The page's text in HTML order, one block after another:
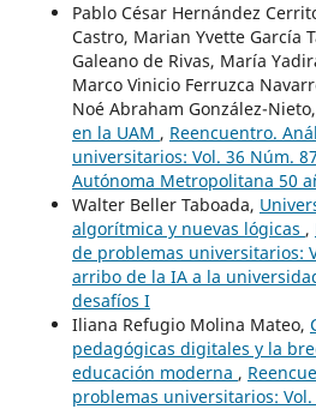
Pablo César Hernández
Castro, Marian Yvette García
Galeano de Rivas, María
Marco Vinicio Ferruzca
Noé Abraham González-Nieto,
en la UAM , Reencuentro.
universitarios: Vol. 36 Núm.
Autónoma Metropolitana 50
Walter Beller Taboada,
algorítmica y nuevas lógicas ,
de problemas universitarios:
arribo de la IA a la
desafíos I
Iliana Refugio Molina Mateo,
pedagógicas digitales y la
educación moderna ,
problemas universitarios: Vol.